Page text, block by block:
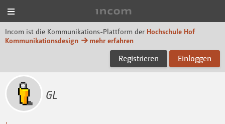
Incom ist die Kommunikations-Plattform der Hochschule Hof
Kommunikationsdesign
mehr erfahren
Registrieren Einloggen
GL